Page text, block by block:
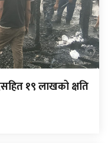
१९ लाखको क्षति